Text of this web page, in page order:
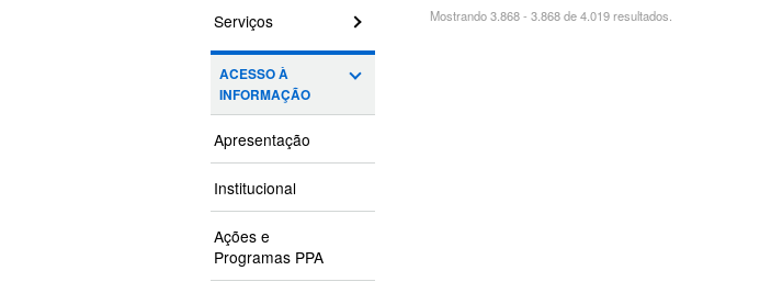
Serviços
ACESSO À
INFORMAÇÃO
Apresentação
Institucional
Ações e
Programas PPA
Mostrando 3.868 - 3.868 de 4.019 resultados.